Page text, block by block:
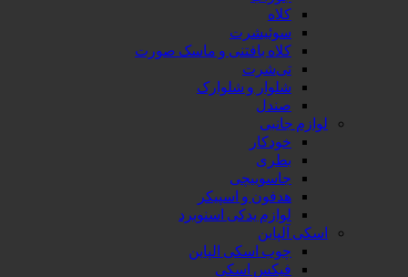
کلاه
سوئیشرت
کلاه بافتنی و ماسک صورت
تی‌شرت
شلوار و شلوارک
صندل
لوازم جانبی
خودکار
بطری
جاسوییچی
هدفون و اسپیکر
لوازم یدکی اسنوبرد
اسکی آلپاین
چوب اسکی الپاین
فیکس اسکی